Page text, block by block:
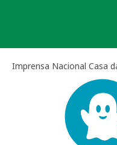
Imprensa Nacional Casa